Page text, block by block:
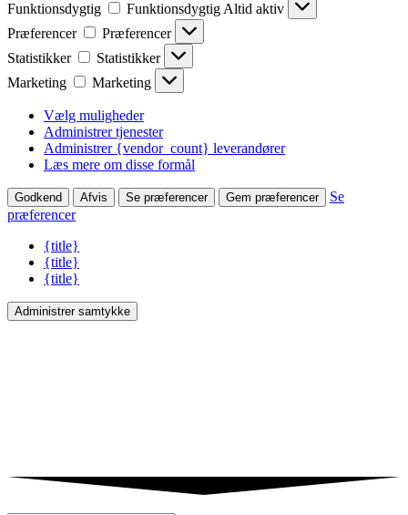
Funktionsdygtig
Funktionsdygtig Altid aktiv
Præferencer
Præferencer
Statistikker
Statistikker
Marketing
Marketing
Vælg muligheder
Administrer tjenester
Administrer {vendor_count} leverandører
Læs mere om disse formål
Godkend Afvis Se præferencer Gem præferencer
Se
præferencer
{title}
{title}
{title}
Administrer samtykke